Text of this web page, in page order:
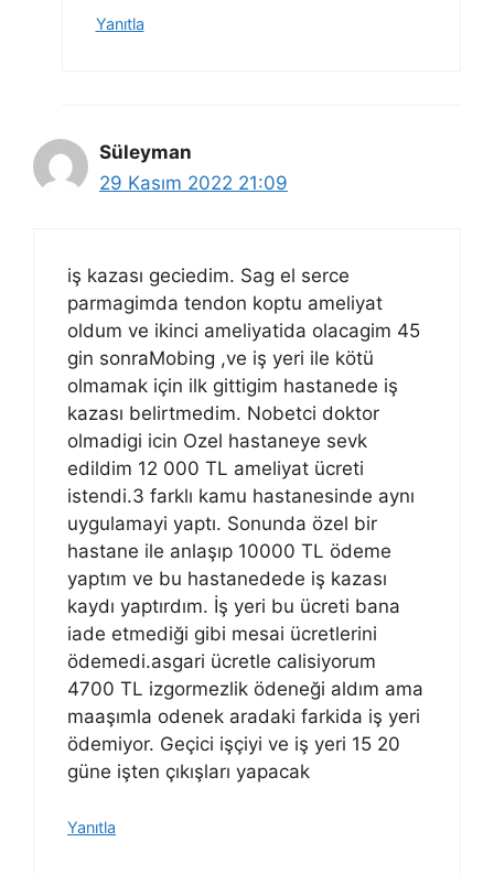
Yanıtla
Süleyman
29 Kasım 2022 21:09
iş kazası geciedim. Sag el serce
parmagimda tendon koptu ameliyat
oldum ve ikinci ameliyatida olacagim 45
gin sonraMobing ,ve iş yeri ile kötü
olmamak için ilk gittigim hastanede iş
kazası belirtmedim. Nobetci doktor
olmadigi icin Ozel hastaneye sevk
edildim 12 000 TL ameliyat ücreti
istendi.3 farklı kamu hastanesinde aynı
uygulamayi yaptı. Sonunda özel bir
hastane ile anlaşıp 10000 TL ödeme
yaptım ve bu hastanedede iş kazası
kaydı yaptırdım. İş yeri bu ücreti bana
iade etmediği gibi mesai ücretlerini
ödemedi.asgari ücretle calisiyorum
4700 TL izgormezlik ödeneği aldım ama
maaşımla odenek aradaki farkida iş yeri
ödemiyor. Geçici işçiyi ve iş yeri 15 20
güne işten çıkışları yapacak
Yanıtla